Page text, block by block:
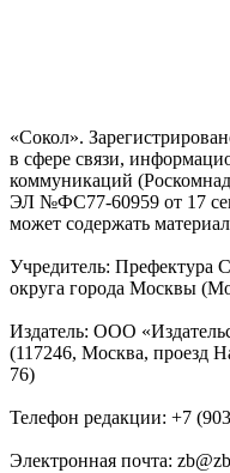
«Сокол».
в сфере связи,
коммуникаций
ЭЛ №ФС77-60959 от 17
может содержать
Учредитель: Префектура
округа города Москвы
Издатель: ООО
(117246, Москва, проезд
76)
Телефон редакции: +7
Электронная почта: